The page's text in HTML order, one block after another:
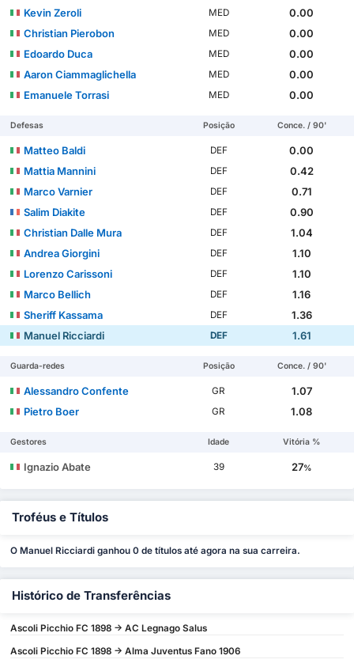
Kevin Zeroli
MED
0.00
Christian Pierobon
MED
0.00
Edoardo Duca
MED
0.00
Aaron Ciammaglichella
MED
0.00
Emanuele Torrasi
MED 0.00
Defesas Posição Conce. / 90'
Matteo Baldi DEF
0.00
Mattia Mannini
DEF
0.42
Marco Varnier
DEF
0.71
Salim Diakite
DEF
0.90
Christian Dalle Mura
DEF
1.04
Andrea Giorgini
DEF
1.10
Lorenzo Carissoni
DEF
1.10
Marco Bellich
DEF
1.16
Sheriff Kassama
DEF
1.36
Manuel Ricciardi
DEF 1.61
Guarda-redes Posição Conce. / 90'
Alessandro Confente GR
1.07
Pietro Boer
GR 1.08
Gestores Idade Vitória %
Ignazio Abate 39 27%
Troféus e Títulos
O Manuel Ricciardi ganhou 0 de títulos até agora na sua carreira.
Histórico de Transferências
Ascoli Picchio FC 1898 -> AC Legnago Salus
Ascoli Picchio FC 1898 -> Alma Juventus Fano 1906